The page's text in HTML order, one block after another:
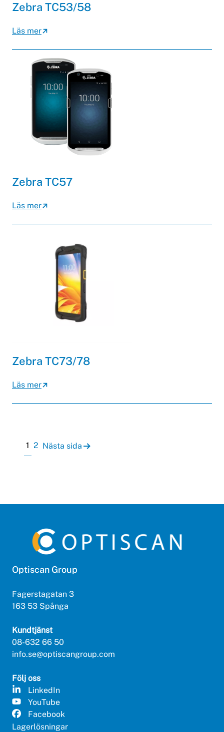
Zebra TC53/58
Läs mer
Zebra TC57
Läs mer
Zebra TC73/78
Läs mer
Sidnumrering för inlägg
Page
1 Page
2 Nästa sida
Optiscan Group
Fagerstagatan 3
163 53 Spånga
Kundtjänst
08-632 66 50
info.se@optiscangroup.com
Följ oss
LinkedIn
YouTube
Facebook
Lagerlösningar